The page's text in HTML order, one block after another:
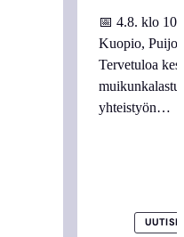
📅 4.8. klo
Kuopio,
Tervetuloa
yhteistyön…